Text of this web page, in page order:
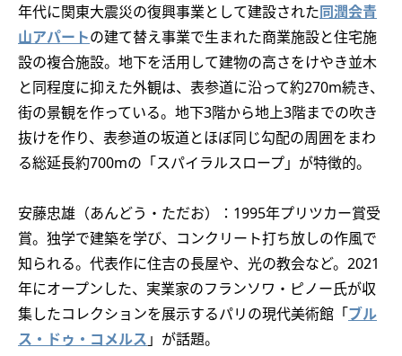
年代に関東大震災の復興事業として建設された同潤会青
山アパートの建て替え事業で生まれた商業施設と住宅施
設の複合施設。地下を活用して建物の高さをけやき並木
と同程度に抑えた外観は、表参道に沿って約270m続き、
街の景観を作っている。地下3階から地上3階までの吹き
抜けを作り、表参道の坂道とほぼ同じ勾配の周囲をまわ
る総延長約700mの「スパイラルスロープ」が特徴的。
安藤忠雄（あんどう・ただお）：1995年プリツカー賞受
賞。独学で建築を学び、コンクリート打ち放しの作風で
知られる。代表作に住吉の長屋や、光の教会など。2021
年にオープンした、実業家のフランソワ・ピノー氏が収
集したコレクションを展示するパリの現代美術館「ブル
ス・ドゥ・コメルス 」が話題。